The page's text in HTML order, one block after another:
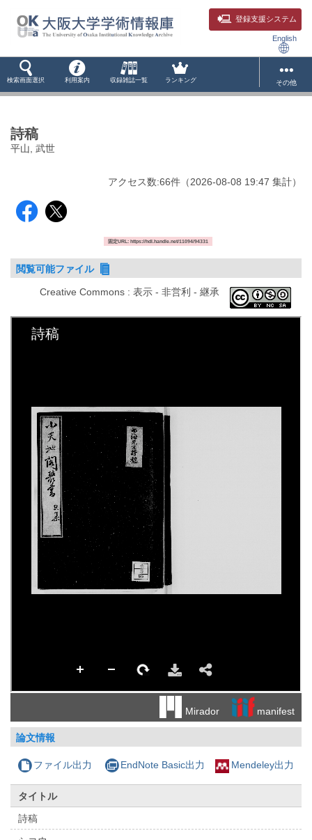
登録支援システム
English
検索画面選択 利用案内 収録雑誌一覧 ランキング その他
詩稿
平山, 武世
アクセス数:66件 （2026-08-08 19:47 集計）
固定URL: https://hdl.handle.net/11094/94331
閲覧可能ファイル
Creative Commons : 表示 - 非営利 - 継承
Mirador manifest
論文情報
ファイル出力 EndNote Basic出力 Mendeley出力
タイトル
詩稿